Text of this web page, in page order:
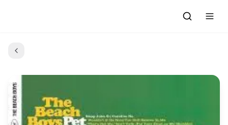
Actualités
Evénements à venir
Emissions